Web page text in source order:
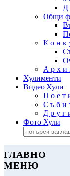
Д
Общи
К о н к
А р х и
Хулименти
Видео Хули
П о е т
С ъ б и
Д р у г
Фото Хули
ГЛАВНО
МЕНЮ